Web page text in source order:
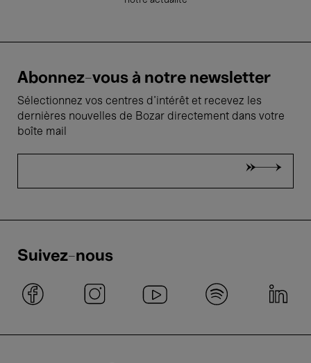
Abonnez-vous à notre newsletter
Sélectionnez vos centres d'intérêt et recevez les
dernières nouvelles de Bozar directement dans votre
boîte mail
Suivez-nous